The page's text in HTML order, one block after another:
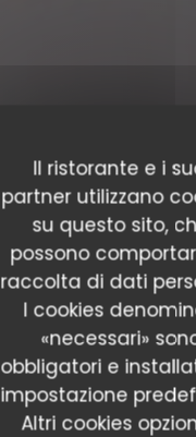
Il ristorante e i
partner utilizzano
su questo sito,
possono
raccolta di dati
I cookies
«necessari»
obbligatori e
impostazione
Altri cookies